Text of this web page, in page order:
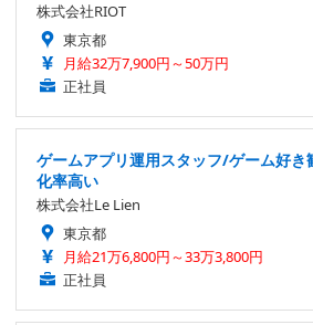
株式会社RIOT
東京都
月給32万7,900円～50万円
正社員
ゲームアプリ運用スタッフ/ゲーム好
化率高い
株式会社Le Lien
東京都
月給21万6,800円～33万3,800円
正社員